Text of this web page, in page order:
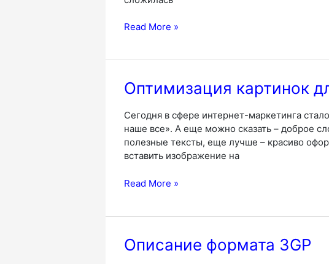
В
сделать
анимированный
Read More »
Оптимизация картинок
Сегодня в сфере интернет-маркетинга
наше все». А еще можно сказать – доброе
полезные тексты, еще лучше – красиво
вставить изображение на
Оптимизация
блогов
и
Read More »
Описание формата 3GP